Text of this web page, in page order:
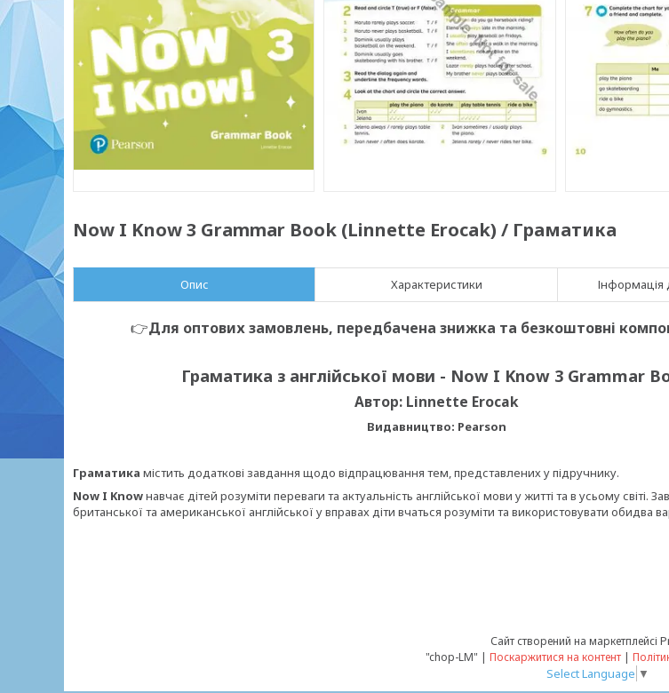
Now I Know 3 Grammar Book (Linnette Erocak) / Граматика
Опис Характеристики Інформація
👉Для оптових замовлень, передбачена знижка та безкоштовні
Граматика з англійської мови - Now I Know 3 Grammar
Автор: Linnette Erocak
Видавництво: Pearson
Граматика містить додаткові завдання щодо відпрацювання тем, представлених у підручнику.
Now I Knowнавчає дітей розуміти переваги та актуальність англійської мови у житті та в усьому світі.
британської та американської англійської у вправах діти вчаться розуміти та використовувати обидва
Сайт створений на маркетплейсі
"chop-LM" | Поскаржитися на контент |
Select Language ▼